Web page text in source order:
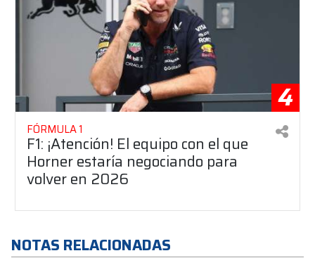
4
FÓRMULA 1
F1: ¡Atención! El equipo con el que
Horner estaría negociando para
volver en 2026
NOTAS RELACIONADAS